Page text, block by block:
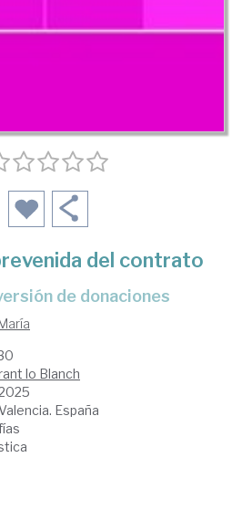
del contrato
de donaciones
lo Blanch
España